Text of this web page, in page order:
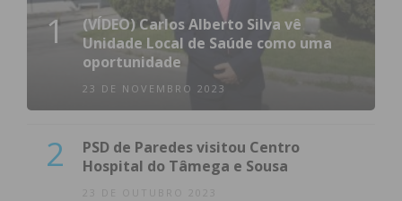
1
(VÍDEO) Carlos Alberto Silva vê
Unidade Local de Saúde como uma
oportunidade
23 DE NOVEMBRO 2023
2
PSD de Paredes visitou Centro
Hospital do Tâmega e Sousa
23 DE OUTUBRO 2023